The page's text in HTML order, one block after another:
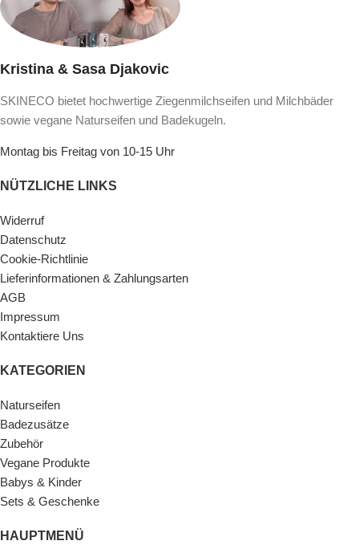
Kristina & Sasa Djakovic
SKINECO bietet hochwertige Ziegenmilchseifen und Milchbäder
sowie vegane Naturseifen und Badekugeln.
Montag bis Freitag von 10-15 Uhr
NÜTZLICHE LINKS
Widerruf
Datenschutz
Cookie-Richtlinie
Lieferinformationen & Zahlungsarten
AGB
Impressum
Kontaktiere Uns
KATEGORIEN
Naturseifen
Badezusätze
Zubehör
Vegane Produkte
Babys & Kinder
Sets & Geschenke
HAUPTMENÜ